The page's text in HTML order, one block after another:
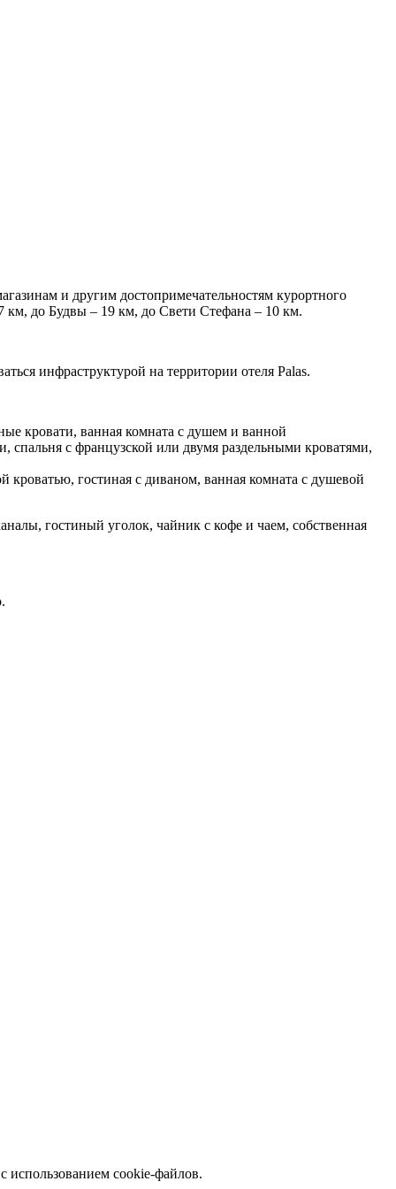
и другим достопримечательностям курортного
км, до Будвы – 19 км, до Свети Стефана – 10 км.
инфраструктурой на территории отеля Palas.
кровати, ванная комната с душем и ванной
с французской или двумя раздельными кроватями,
гостиная с диваном, ванная комната с душевой
гостиный уголок, чайник с кофе и чаем, собственная
использованием cookie-файлов.